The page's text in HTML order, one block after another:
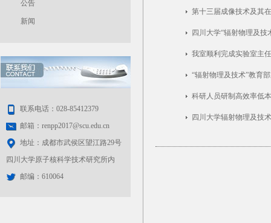
公告
新闻
联系电话：028-85412379
邮箱：renpp2017@scu.edu.cn
地址：成都市武侯区望江路29号
四川大学原子核科学技术研究所内
邮编：610064
第十三届成像技术及其
四川大学“辐射物理及
我室顺利完成实验室主
“辐射物理及技术”教育
科研人员研制高效率低
四川大学辐射物理及技